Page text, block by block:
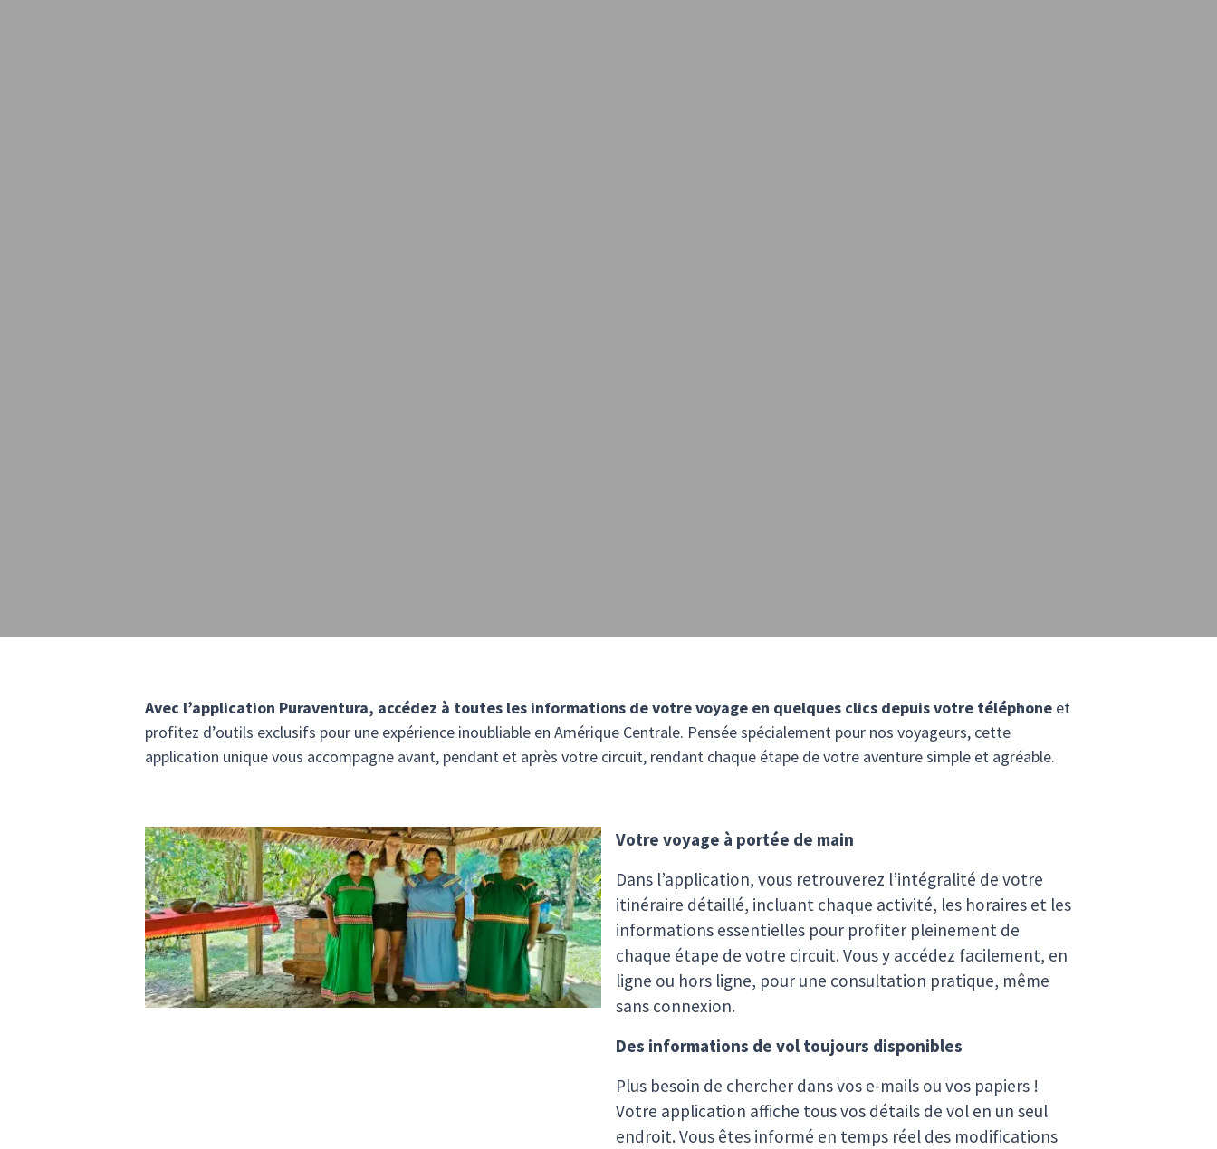
Avec l’application Puraventura, accédez à toutes les informations de votre voyage en quelques clics depuis votre téléphone et
profitez d’outils exclusifs pour une expérience inoubliable en Amérique Centrale. Pensée spécialement pour nos voyageurs, cette
application unique vous accompagne avant, pendant et après votre circuit, rendant chaque étape de votre aventure simple et agréable.
Votre voyage à portée de main
Dans l’application, vous retrouverez l’intégralité de votre
itinéraire détaillé, incluant chaque activité, les horaires et les
informations essentielles pour profiter pleinement de
chaque étape de votre circuit. Vous y accédez facilement, en
ligne ou hors ligne, pour une consultation pratique, même
sans connexion.
Des informations de vol toujours disponibles
Plus besoin de chercher dans vos e-mails ou vos papiers !
Votre application affiche tous vos détails de vol en un seul
endroit. Vous êtes informé en temps réel des modifications